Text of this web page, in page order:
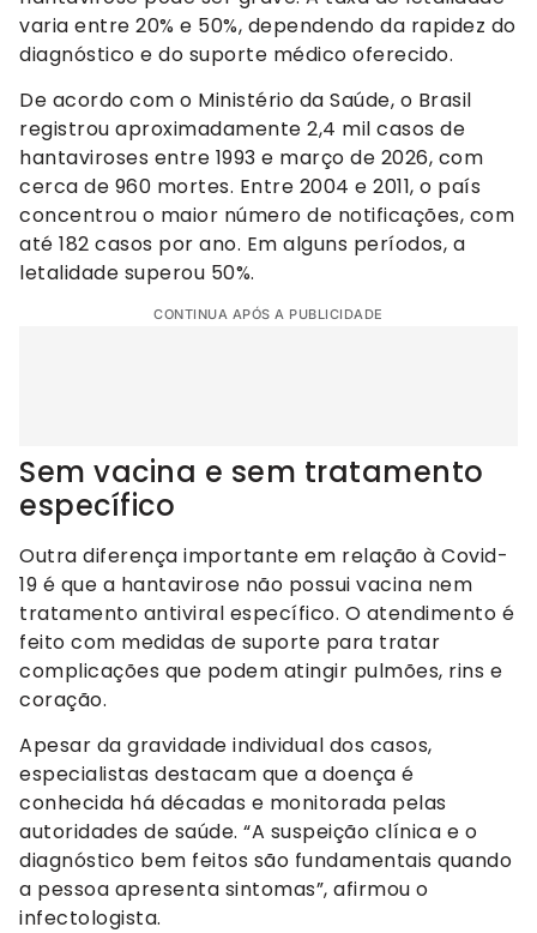
varia entre 20% e 50%, dependendo da rapidez do
diagnóstico e do suporte médico oferecido.
De acordo com o Ministério da Saúde, o Brasil
registrou aproximadamente 2,4 mil casos de
hantaviroses entre 1993 e março de 2026, com
cerca de 960 mortes. Entre 2004 e 2011, o país
concentrou o maior número de notificações, com
até 182 casos por ano. Em alguns períodos, a
letalidade superou 50%.
CONTINUA APÓS A PUBLICIDADE
Sem vacina e sem tratamento
específico
Outra diferença importante em relação à Covid-
19 é que a hantavirose não possui vacina nem
tratamento antiviral específico. O atendimento é
feito com medidas de suporte para tratar
complicações que podem atingir pulmões, rins e
coração.
Apesar da gravidade individual dos casos,
especialistas destacam que a doença é
conhecida há décadas e monitorada pelas
autoridades de saúde. “A suspeição clínica e o
diagnóstico bem feitos são fundamentais quando
a pessoa apresenta sintomas”, afirmou o
infectologista.